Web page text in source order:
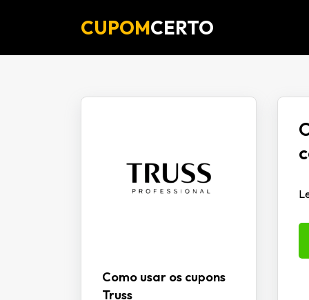
CUPOMCERTO
Como usar os cupons
Truss